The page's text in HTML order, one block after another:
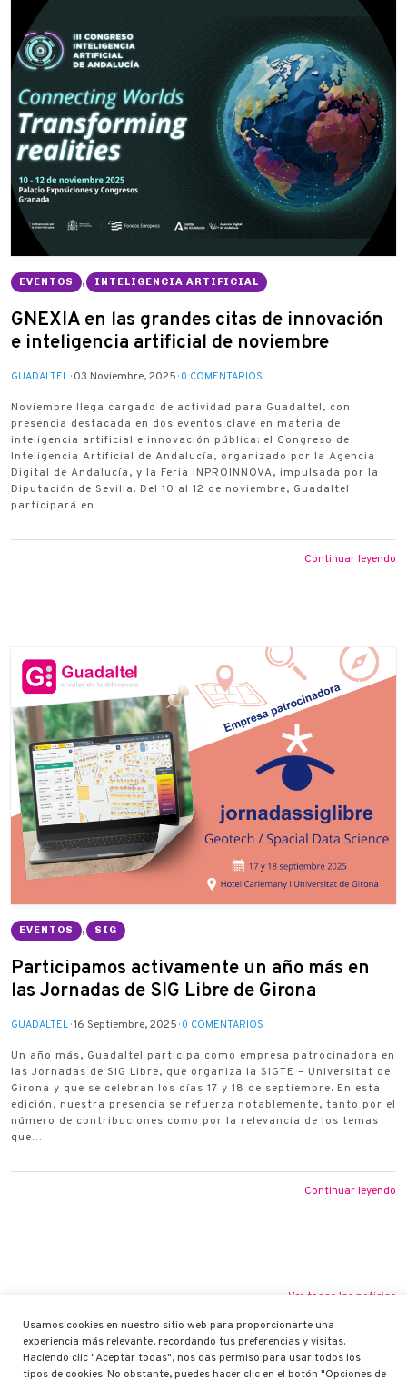
EVENTOS , INTELIGENCIA ARTIFICIAL
G·NEXIA en las grandes citas de innovación
e inteligencia artificial de noviembre
GUADALTEL 03 Noviembre, 2025 0 COMENTARIOS
Noviembre llega cargado de actividad para Guadaltel, con
presencia destacada en dos eventos clave en materia de
inteligencia artificial e innovación pública: el Congreso de
Inteligencia Artificial de Andalucía, organizado por la Agencia
Digital de Andalucía, y la Feria INPROINNOVA, impulsada por la
Diputación de Sevilla. Del 10 al 12 de noviembre, Guadaltel
participará en…
Continuar leyendo
EVENTOS , SIG
Participamos activamente un año más en
las Jornadas de SIG Libre de Girona
GUADALTEL 16 Septiembre, 2025 0 COMENTARIOS
Un año más, Guadaltel participa como empresa patrocinadora en
las Jornadas de SIG Libre, que organiza la SIGTE – Universitat de
Girona y que se celebran los días 17 y 18 de septiembre. En esta
edición, nuestra presencia se refuerza notablemente, tanto por el
número de contribuciones como por la relevancia de los temas
que…
Continuar leyendo
Ver todas las noticias
Usamos cookies en nuestro sitio web para proporcionarte una
experiencia más relevante, recordando tus preferencias y visitas.
Haciendo clic "Aceptar todas", nos das permiso para usar todos los
tipos de cookies. No obstante, puedes hacer clic en el botón "Opciones de